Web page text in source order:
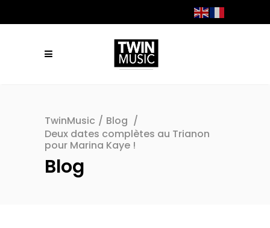
TwinMusic / Blog /
Deux dates complètes au Trianon
pour Marina Kaye !
Blog